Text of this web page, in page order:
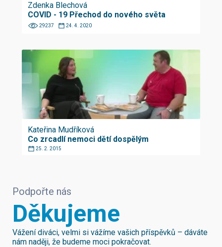
Zdenka Blechová
COVID - 19 Přechod do nového světa
29237 24. 4. 2020
Kateřina Mudříková
Co zrcadlí nemoci dětí dospělým
25. 2. 2015
Podpořte nás
Děkujeme
Vážení diváci, velmi si vážíme vašich příspěvků – dáváte
nám naději, že budeme moci pokračovat.